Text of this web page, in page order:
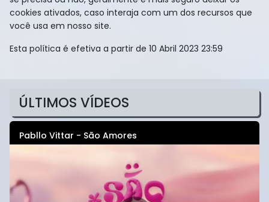
cookies ativados, caso interaja com um dos recursos que
você usa em nosso site.
Esta política é efetiva a partir de 10 Abril 2023 23:59
ÚLTIMOS VÍDEOS
Pabllo Vittar - São Amores